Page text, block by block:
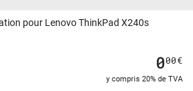
pour Lenovo ThinkPad X240s
000€
y compris 20% de TVA